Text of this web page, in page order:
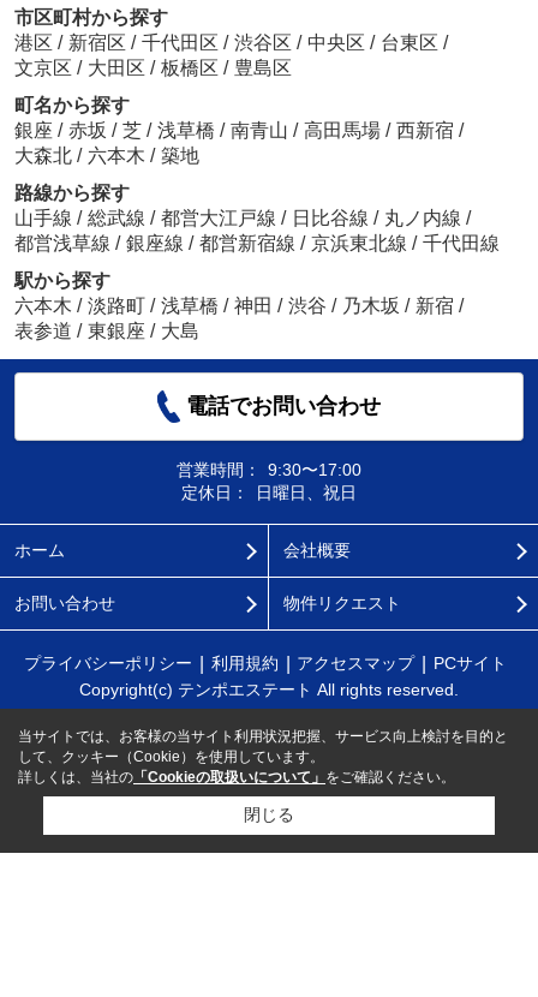
市区町村から探す
港区 / 新宿区 / 千代田区 / 渋谷区 / 中央区 / 台東区 /
文京区 / 大田区 / 板橋区 / 豊島区
町名から探す
銀座 / 赤坂 / 芝 / 浅草橋 / 南青山 / 高田馬場 / 西新宿 /
大森北 / 六本木 / 築地
路線から探す
山手線 / 総武線 / 都営大江戸線 / 日比谷線 / 丸ノ内線 /
都営浅草線 / 銀座線 / 都営新宿線 / 京浜東北線 / 千代田線
駅から探す
六本木 / 淡路町 / 浅草橋 / 神田 / 渋谷 / 乃木坂 / 新宿 /
表参道 / 東銀座 / 大島
電話でお問い合わせ
営業時間：
9:30〜17:00
定休日：
日曜日、祝日
ホーム 会社概要
お問い合わせ 物件リクエスト
プライバシーポリシー 利用規約 アクセスマップ
PCサイト
Copyright(c) テンポエステート All rights reserved.
当サイトでは、お客様の当サイト利用状況把握、サービス向上検討を目的と
して、クッキー（Cookie）を使用しています。
詳しくは、当社の 「Cookieの取扱いについて」 をご確認ください。
閉じる